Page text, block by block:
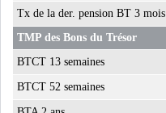
Tx de la der. pension BT 3 mois
TMP des Bons du Trésor
BTCT 13 semaines
BTCT 52 semaines